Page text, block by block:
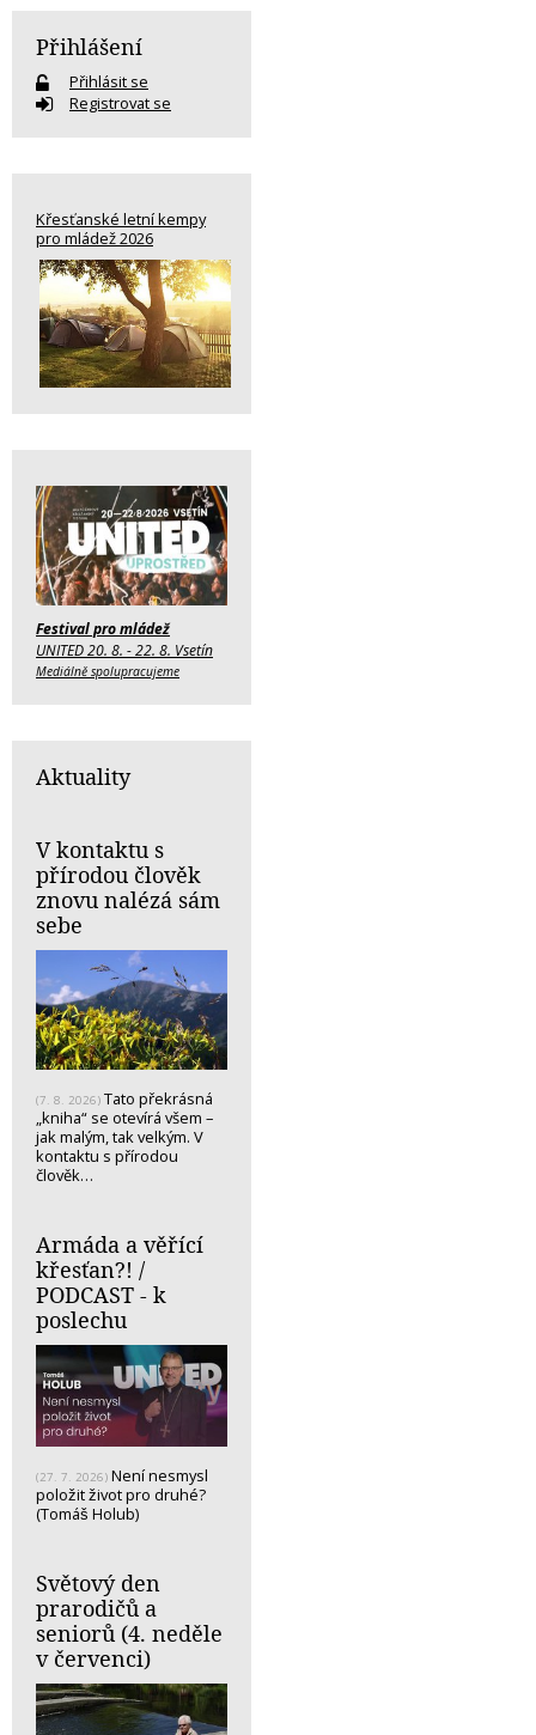
Přihlášení
Přihlásit se
Registrovat se
Křesťanské letní kempy
pro mládež 2026
Festival pro mládež
UNITED 20. 8. - 22. 8. Vsetín
Mediálně spolupracujeme
Aktuality
V kontaktu s
přírodou člověk
znovu nalézá sám
sebe
(7. 8. 2026) Tato překrásná
„kniha“ se otevírá všem –
jak malým, tak velkým. V
kontaktu s přírodou
člověk…
Armáda a věřící
křesťan?! /
PODCAST - k
poslechu
(27. 7. 2026) Není nesmysl
položit život pro druhé?
(Tomáš Holub)
Světový den
prarodičů a
seniorů (4. neděle
v červenci)